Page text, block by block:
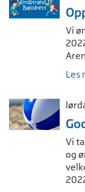
Vi
Les
Vi
og